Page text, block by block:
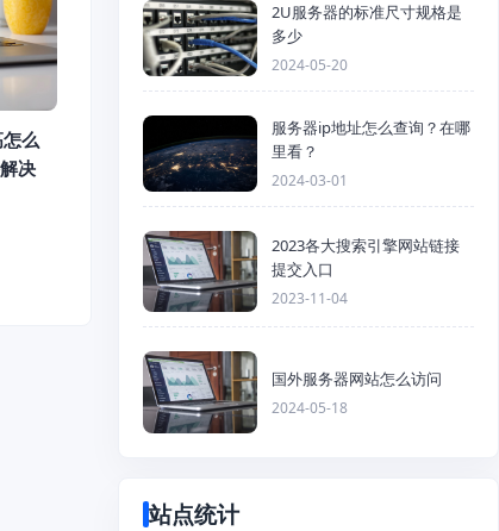
么
决
2U服务器的标准尺寸规格是
多少
2024-05-20
服务器ip地址怎么查询？在哪
里看？
2024-03-01
2023各大搜索引擎网站链接
提交入口
2023-11-04
国外服务器网站怎么访问
2024-05-18
站点统计